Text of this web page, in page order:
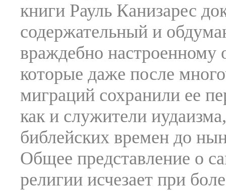
книги Рауль Канизарес
содержательный и
враждебно настроенному
которые даже после
миграций сохранили ее
как и служители
библейских времен до
Общее представление о
религии исчезает при